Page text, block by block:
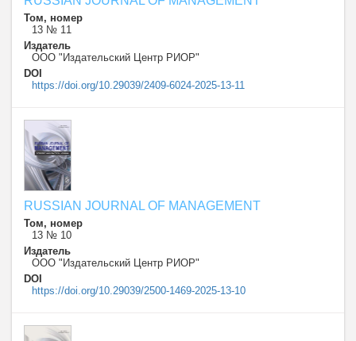
Том, номер
13 № 11
Издатель
ООО "Издательский Центр РИОР"
DOI
https://doi.org/10.29039/2409-6024-2025-13-11
RUSSIAN JOURNAL OF MANAGEMENT
Том, номер
13 № 10
Издатель
ООО "Издательский Центр РИОР"
DOI
https://doi.org/10.29039/2500-1469-2025-13-10